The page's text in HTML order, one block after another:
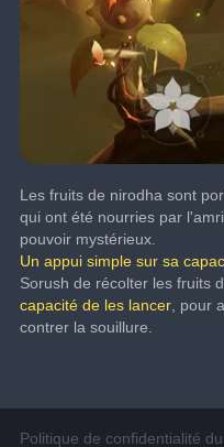
Les fruits de nirodha sont
qui ont été nourries par
pouvoir mystérieux.
Un appui simple sur sa
Sorush de récolter les fruits
capacité de les lancer , pour
contrer la souillure.
Politique de confidentialité